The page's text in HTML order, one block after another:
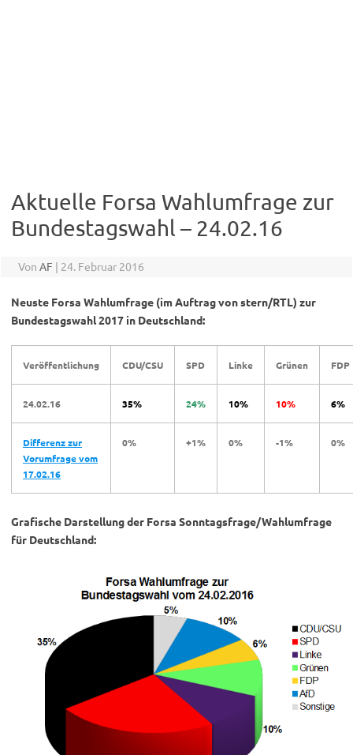
Aktuelle Forsa Wahlumfrage zur
Bundestagswahl – 24.02.16
Von AF | 24. Februar 2016
Neuste Forsa Wahlumfrage (im Auftrag von stern/RTL) zur
Bundestagswahl 2017 in Deutschland:
Veröffentlichung CDU/CSU SPD Linke Grünen FDP
24.02.16 35% 24% 10% 10% 6%
Differenz zur
Vorumfrage vom
17.02.16
0% +1% 0% -1% 0%
Grafische Darstellung der Forsa Sonntagsfrage/Wahlumfrage
für Deutschland: